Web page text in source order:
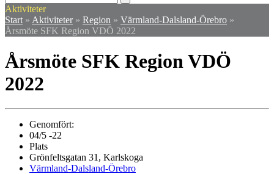
mobile
menu
mobile
menu
Aktiviteter
Start » Aktiviteter» Region » Värmland-Dalsland-Örebro »
Årsmöte SFK Region VDÖ 2022
Årsmöte SFK Region VDÖ
2022
Genomfört:
04/5 -22
Plats
Grönfeltsgatan 31, Karlskoga
Värmland-Dalsland-Örebro